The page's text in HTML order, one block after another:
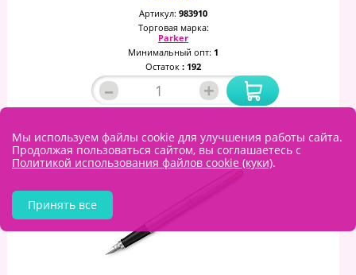
Артикул: 983910
Торговая марка:
Parker
Минимальный опт: 1
Остаток : 192
– +
Мы используем файлы cookie для улучшения работы сайта.
Продолжая пользоваться сайтом, вы соглашаетесь с
Политикой использования файлов cookie (куки).
Принять все